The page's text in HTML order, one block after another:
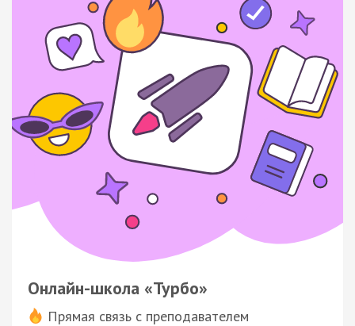
Онлайн-школа «Турбо»
Прямая связь с преподавателем